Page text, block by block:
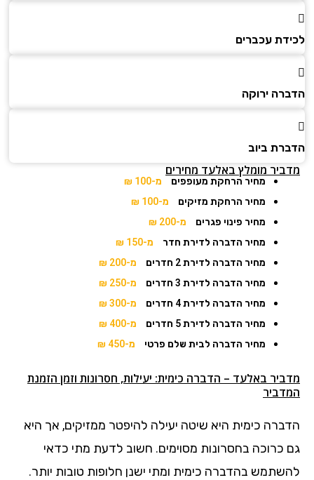
לכידת עכברים
הדברה ירוקה
הדברת ביוב
מדביר מומלץ באלעד מחירים
מחיר הרחקת מעופפים
מ-100 ₪
מחיר הרחקת מזיקים
מ-100 ₪
מחיר פינוי פגרים
מ-200 ₪
מחיר הדברה לדירת חדר
מ-150 ₪
מחיר הדברה לדירת 2 חדרים
מ-200 ₪
מחיר הדברה לדירת 3 חדרים
מ-250 ₪
מחיר הדברה לדירת 4 חדרים
מ-300 ₪
מחיר הדברה לדירת 5 חדרים
מ-400 ₪
מחיר הדברה לבית שלם פרטי
מ-450 ₪
מדביר באלעד – הדברה כימית: יעילות, חסרונות וזמן הזמנת
המדביר
הדברה כימית היא שיטה יעילה להיפטר ממזיקים, אך היא
גם כרוכה בחסרונות מסוימים. חשוב לדעת מתי כדאי
להשתמש בהדברה כימית ומתי ישנן חלופות טובות יותר.